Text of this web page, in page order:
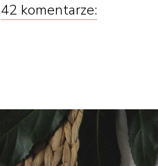
42 komentarze: